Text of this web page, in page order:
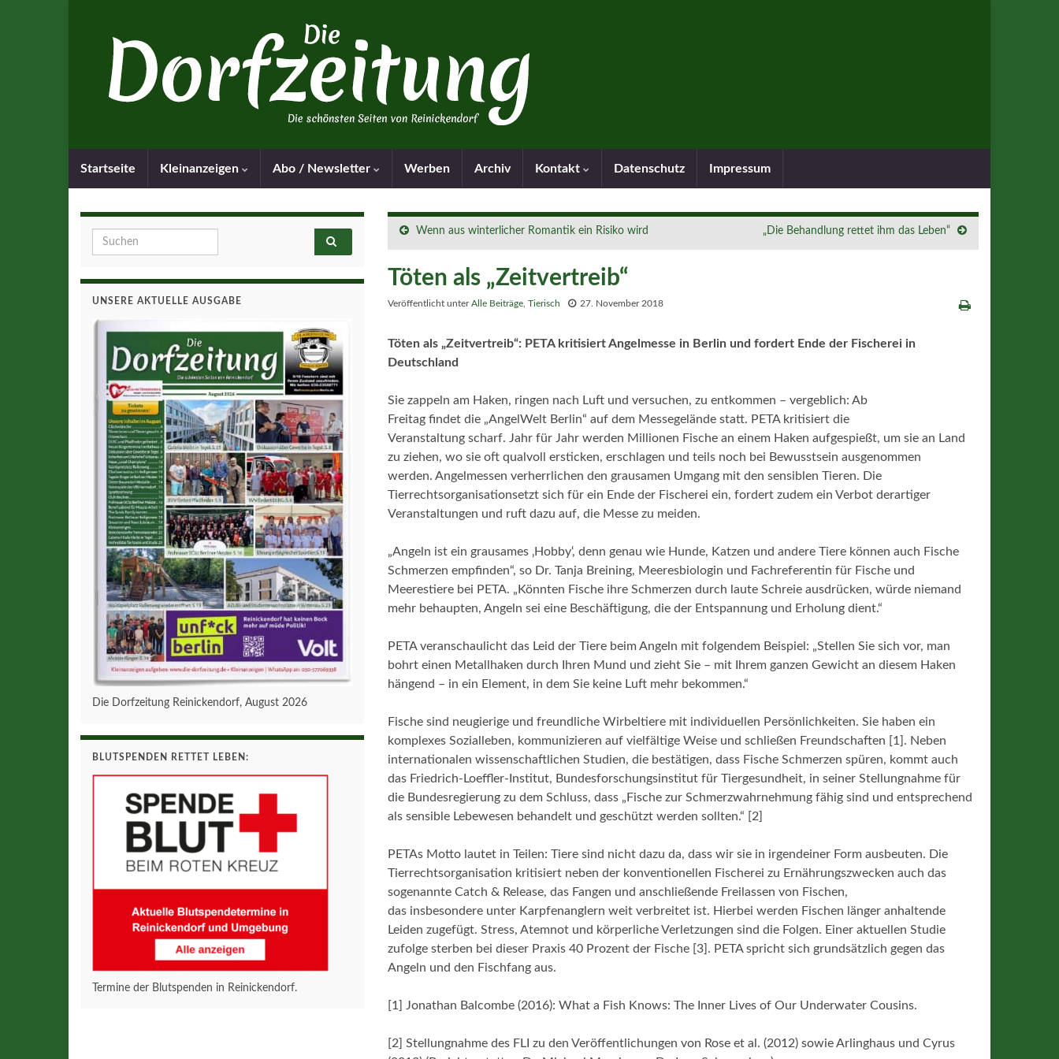
Startseite Kleinanzeigen Abo / Newsletter Werben Archiv Kontakt Datenschutz Impressum
Wenn aus winterlicher Romantik ein Risiko wird „Die Behandlung rettet ihm das Leben“
Töten als „Zeitvertreib“
Veröffentlicht unterAlle Beiträge Tierisch 27. November 2018
Töten als „Zeitvertreib“: PETA kritisiert Angelmesse in Berlin und fordert Ende der Fischerei in
Deutschland
Sie zappeln am Haken, ringen nach Luft und versuchen, zu entkommen – vergeblich: Ab
Freitag findet die „AngelWelt Berlin“ auf dem Messegelände statt. PETA kritisiert die
Veranstaltung scharf. Jahr für Jahr werden Millionen Fische an einem Haken aufgespießt, um sie an Land
zu ziehen, wo sie oft qualvoll ersticken, erschlagen und teils noch bei Bewusstsein ausgenommen
werden. Angelmessen verherrlichen den grausamen Umgang mit den sensiblen Tieren. Die
Tierrechtsorganisationsetzt sich für ein Ende der Fischerei ein, fordert zudem ein Verbot derartiger
Veranstaltungen und ruft dazu auf, die Messe zu meiden.
„Angeln ist ein grausames ‚Hobby‘, denn genau wie Hunde, Katzen und andere Tiere können auch Fische
Schmerzen empfinden“, so Dr. Tanja Breining, Meeresbiologin und Fachreferentin für Fische und
Meerestiere bei PETA. „Könnten Fische ihre Schmerzen durch laute Schreie ausdrücken, würde niemand
mehr behaupten, Angeln sei eine Beschäftigung, die der Entspannung und Erholung dient.“
PETA veranschaulicht das Leid der Tiere beim Angeln mit folgendem Beispiel: „Stellen Sie sich vor, man
bohrt einen Metallhaken durch Ihren Mund und zieht Sie – mit Ihrem ganzen Gewicht an diesem Haken
hängend – in ein Element, in dem Sie keine Luft mehr bekommen.“
Fische sind neugierige und freundliche Wirbeltiere mit individuellen Persönlichkeiten. Sie haben ein
komplexes Sozialleben, kommunizieren auf vielfältige Weise und schließen Freundschaften [1]. Neben
internationalen wissenschaftlichen Studien, die bestätigen, dass Fische Schmerzen spüren, kommt auch
das Friedrich-Loeffler-Institut, Bundesforschungsinstitut für Tiergesundheit, in seiner Stellungnahme für
die Bundesregierung zu dem Schluss, dass „Fische zur Schmerzwahrnehmung fähig sind und entsprechend
als sensible Lebewesen behandelt und geschützt werden sollten.“ [2]
PETAs Motto lautet in Teilen: Tiere sind nicht dazu da, dass wir sie in irgendeiner Form ausbeuten. Die
Tierrechtsorganisation kritisiert neben der konventionellen Fischerei zu Ernährungszwecken auch das
sogenannte Catch & Release, das Fangen und anschließende Freilassen von Fischen,
das insbesondere unter Karpfenanglern weit verbreitet ist. Hierbei werden Fischen länger anhaltende
Leiden zugefügt. Stress, Atemnot und körperliche Verletzungen sind die Folgen. Einer aktuellen Studie
zufolge sterben bei dieser Praxis 40 Prozent der Fische [3]. PETA spricht sich grundsätzlich gegen das
Angeln und den Fischfang aus.
[1] Jonathan Balcombe (2016): What a Fish Knows: The Inner Lives of Our Underwater Cousins.
[2] Stellungnahme des FLI zu den Veröffentlichungen von Rose et al. (2012) sowie Arlinghaus und Cyrus
Search for:
UNSERE AKTUELLE AUSGABE
Die Dorfzeitung Reinickendorf, August 2026
BLUTSPENDEN RETTET LEBEN:
Termine der Blutspenden in Reinickendorf.